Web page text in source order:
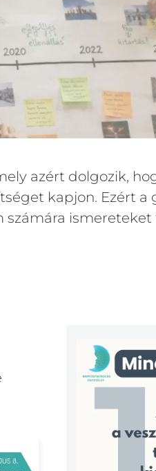
azért dolgozik,
kapjon. Ezért a
ismereteket